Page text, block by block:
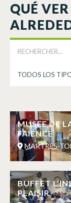
QUÉ
MUSEE DE
FAIENCE
MARTRES-
BUFFET
PLAISIR